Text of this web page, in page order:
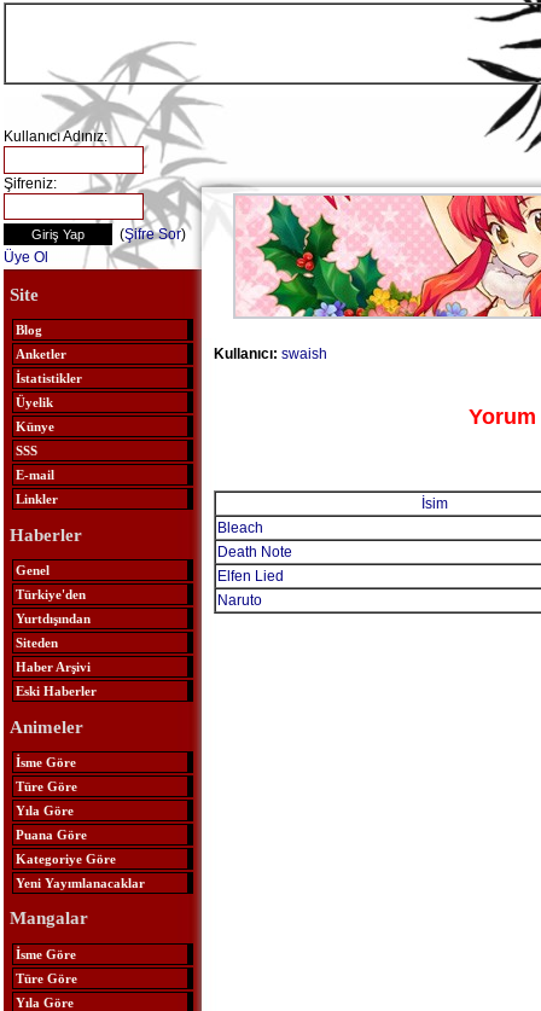
Kullanıcı Adınız:
Şifreniz:
(Şifre Sor)
Üye Ol
Site
Blog
Anketler
İstatistikler
Üyelik
Künye
SSS
E-mail
Linkler
Haberler
Genel
Türkiye'den
Yurtdışından
Siteden
Haber Arşivi
Eski Haberler
Animeler
İsme Göre
Türe Göre
Yıla Göre
Puana Göre
Kategoriye Göre
Yeni Yayımlanacaklar
Mangalar
İsme Göre
Türe Göre
Yıla Göre
Kullanıcı: swaish
Yorum
İsim
Bleach
Death Note
Elfen Lied
Naruto